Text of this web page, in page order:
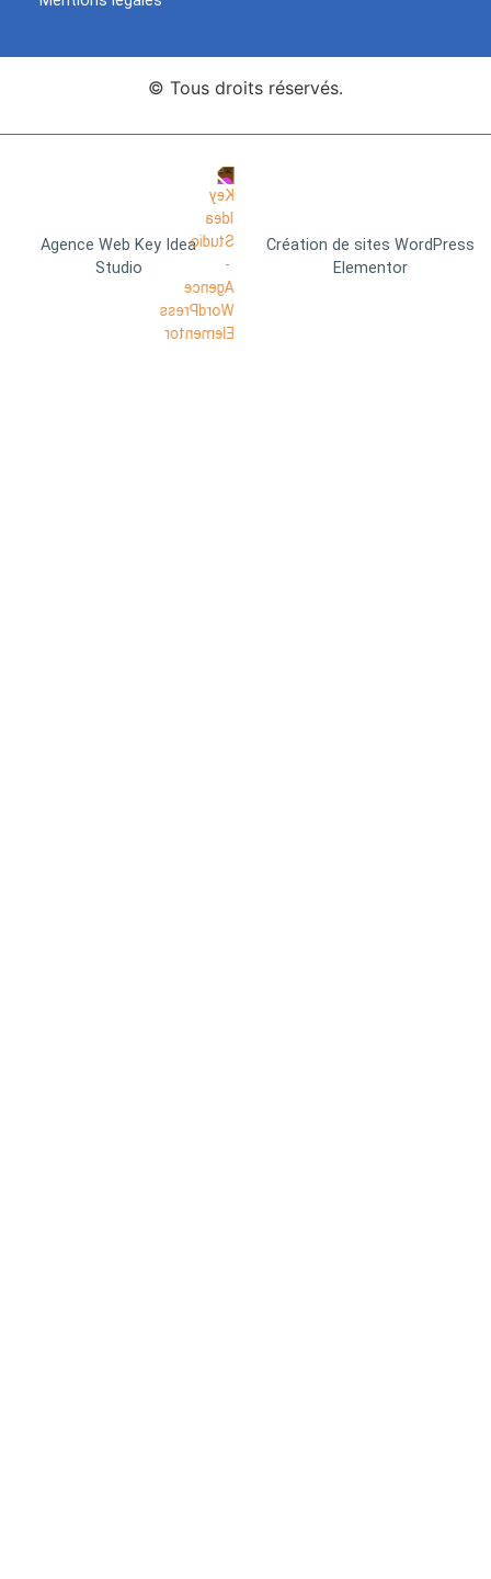
© Tous droits réservés.
Agence Web Key Idea
Studio
Création de sites WordPress
Elementor